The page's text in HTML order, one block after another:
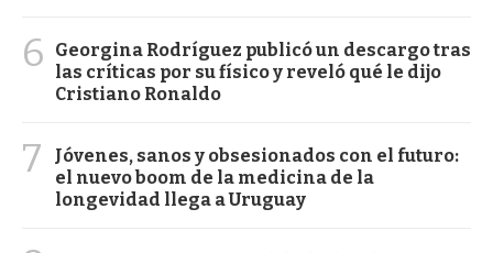
6
Georgina Rodríguez publicó un descargo tras
las críticas por su físico y reveló qué le dijo
Cristiano Ronaldo
7
Jóvenes, sanos y obsesionados con el futuro:
el nuevo boom de la medicina de la
longevidad llega a Uruguay